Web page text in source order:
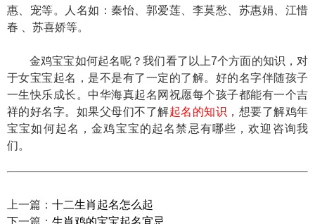
惠、宠等。人名如：秦怡、郭爱莲、李莫愁、苏惠娟、江惜
春 、苏喜娇等。
金鸡宝宝如何起名呢？我们看了以上7个方面的知识，对
于女宝宝起名，是不是有了一定的了解。好的名字伴随孩子
一生快乐成长。中华海真起名网祝愿每个孩子都能有一个吉
祥的好名字。如果父母们不了解起名的知识 ，想要了解鸡年
宝宝如何起名，金鸡宝宝的起名禁忌有哪些，欢迎咨询我
们。
上一篇： 十二生肖起名怎么起
下一篇： 生肖鸡的宝宝起名宜忌